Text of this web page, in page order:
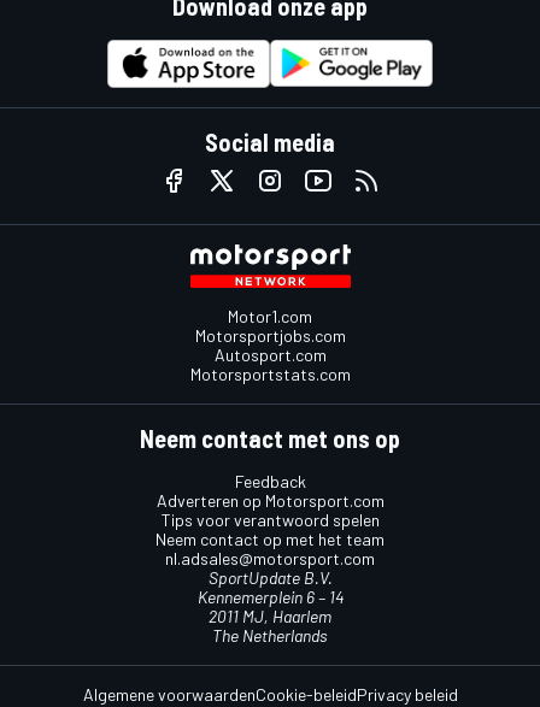
Download onze app
Social media
Motor1.com
Motorsportjobs.com
Autosport.com
Motorsportstats.com
Neem contact met ons op
Feedback
Adverteren op Motorsport.com
Tips voor verantwoord spelen
Neem contact op met het team
nl.adsales@motorsport.com
SportUpdate B.V.
Kennemerplein 6 – 14
2011 MJ, Haarlem
The Netherlands
Algemene voorwaardenCookie-beleidPrivacy beleid